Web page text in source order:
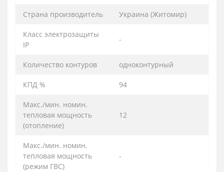
Страна производитель Украина (Житомир)
Класс электрозащиты
IP
-
Количество контуров одноконтурный
КПД % 94
Макс./мин. номин.
тепловая мощность
(отoпление)
12
Макс./мин. номин.
тепловая мощность
(режим ГВС)
-